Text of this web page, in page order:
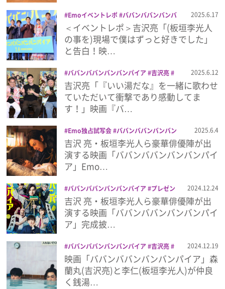
Emoメン
ランキング
Emo!miuとは？
免責事項
プライバシーポリシー
利用規約
お問い合わせ
Emoイベントレポ ババンババンバンバ
ンパイア 吉沢亮 堤真一 完成披露舞台
挨拶
映画 板垣李光人 満島真之介 眞
栄田郷敦
関口メンディー
2025.6.17
＜イベントレポ＞吉沢亮「(板垣李光人
の事を)現場で僕はずっと好きでした」
と告白！映…
ババンババンバンバンパイア 吉沢亮
映画 板垣李光人 満島真之介 眞栄田郷
敦
関口メンディー
2025.6.12
吉沢亮「『いい湯だな』を一緒に歌わせ
ていただいて衝撃であり感動してま
す！」映画『バ…
Emo独占試写会 ババンババンバンバン
パイア
プレゼント 原菜乃華 吉沢亮
映画
板垣李光人 満島真之介 眞栄田郷
敦 試写会 関口メンディー
2025.6.4
吉沢 亮・板垣李光人ら豪華俳優陣が出
演する映画「ババンババンバンバンパイ
ア」Emo…
ババンババンバンバンパイア
プレゼン
ト 原菜乃華 吉沢亮 映画 板垣李光人
満島真之介 眞栄田郷敦 試写会 関口
メンディー
2024.12.24
吉沢 亮・板垣李光人ら豪華俳優陣が出
演する映画「ババンババンバンバンパイ
ア」完成披…
ババンババンバンバンパイア 吉沢亮
堤真一
映画 板垣李光人 満島真之介
眞栄田郷敦 関口メンディー
2024.12.19
映画「ババンババンバンバンパイア」森
蘭丸(吉沢亮)と李仁(板垣李光人)が仲良
く銭湯…